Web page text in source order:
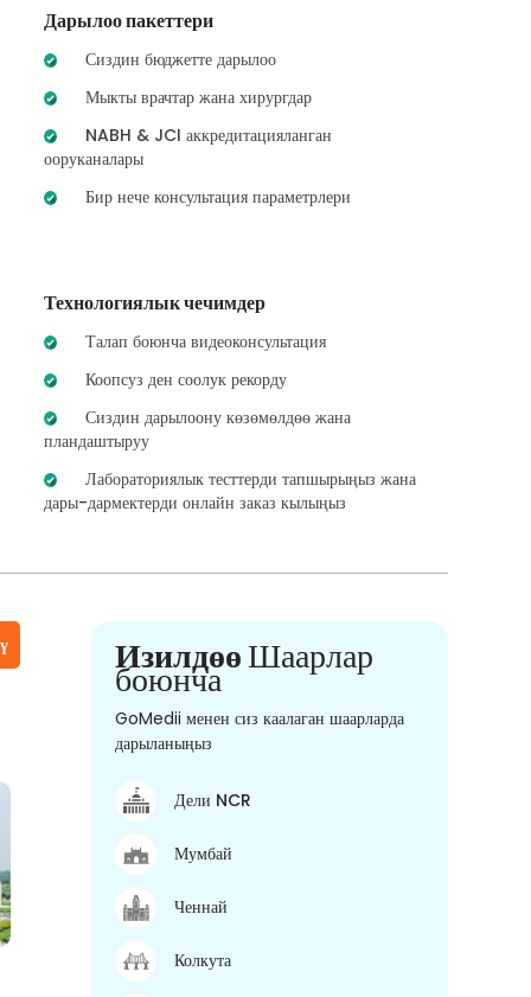
Дарылоо пакеттери
Сиздин бюджетте дарылоо
Мыкты врачтар жана хирургдар
NABH & JCI аккредитацияланган
ооруканалары
Бир нече консультация параметрлери
Технологиялык чечимдер
Талап боюнча видеоконсультация
Коопсуз ден соолук рекорду
Сиздин дарылоону көзөмөлдөө жана
пландаштыруу
Лабораториялык тесттерди тапшырыңыз жана
дары-дармектерди онлайн заказ кылыңыз
ИзилдөөШаарлар
боюнча
GoMedii менен сиз каалаган шаарларда
дарыланыңыз
Дели NCR
Мумбай
Ченнай
Колкута